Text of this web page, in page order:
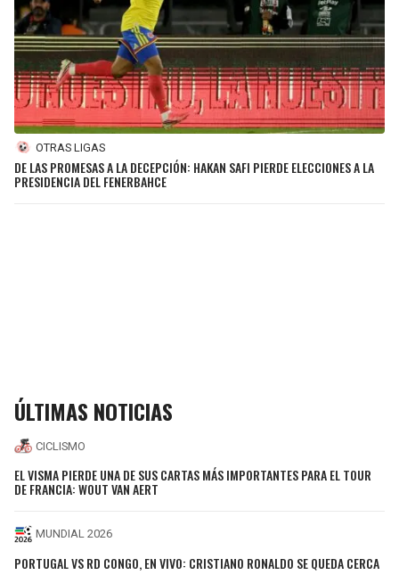
OTRAS LIGAS
DE LAS PROMESAS A LA DECEPCIÓN: HAKAN SAFI PIERDE ELECCIONES A LA
PRESIDENCIA DEL FENERBAHCE
ÚLTIMAS NOTICIAS
CICLISMO
EL VISMA PIERDE UNA DE SUS CARTAS MÁS IMPORTANTES PARA EL TOUR
DE FRANCIA: WOUT VAN AERT
MUNDIAL 2026
PORTUGAL VS RD CONGO, EN VIVO: CRISTIANO RONALDO SE QUEDA CERCA